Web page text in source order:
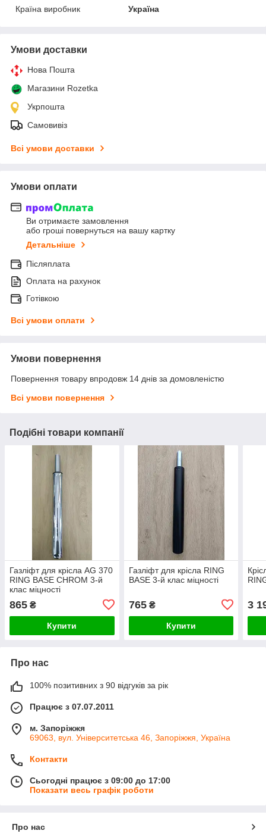
Країна виробник
Україна
Умови доставки
Нова Пошта
Магазини Rozetka
Укрпошта
Самовивіз
Всі умови доставки
Умови оплати
Ви отримаєте замовлення
або гроші повернуться на вашу картку
Детальніше
Післяплата
Оплата на рахунок
Готівкою
Всі умови оплати
Умови повернення
Повернення товару впродовж 14 днів за домовленістю
Всі умови повернення
Подібні товари компанії
Газліфт для крісла AG 370
RING BASE CHROM 3-й
клас міцності
865 ₴
Купити
Газліфт для крісла RING
BASE 3-й клас міцності
765₴
Купити
3
Про нас
100% позитивних з 90 відгуків за рік
Працює з 07.07.2011
м. Запоріжжя
69063, вул. Університетська 46, Запоріжжя, Україна
Контакти
Сьогодні працює з 09:00 до 17:00
Показати весь графік роботи
Про нас